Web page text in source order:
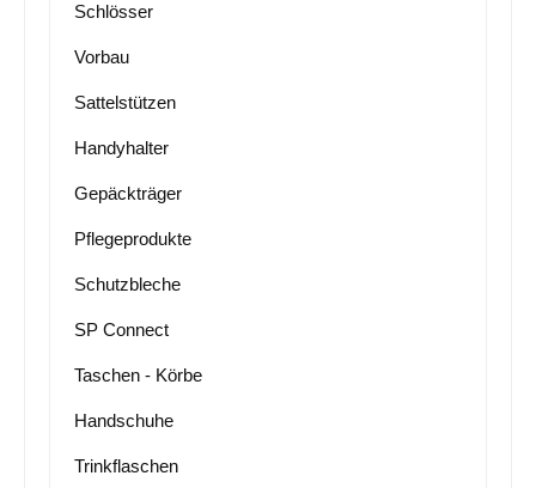
Schlösser
Vorbau
Sattelstützen
Handyhalter
Gepäckträger
Pflegeprodukte
Schutzbleche
SP Connect
Taschen - Körbe
Handschuhe
Trinkflaschen